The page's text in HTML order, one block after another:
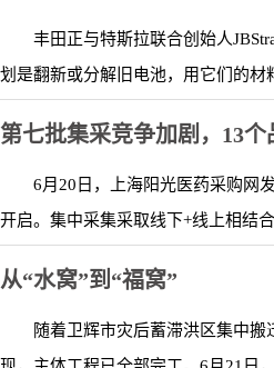
丰田正与特斯拉联合创始人
划是翻新或分解旧电池，用它们的
第七批集采竞争加剧，13
6月20日，上海阳光医药采购网
开启。集中采集采取线下+线上相结
从“水窝”到“福窝”
随着卫辉市灾后蓄滞洪区集中